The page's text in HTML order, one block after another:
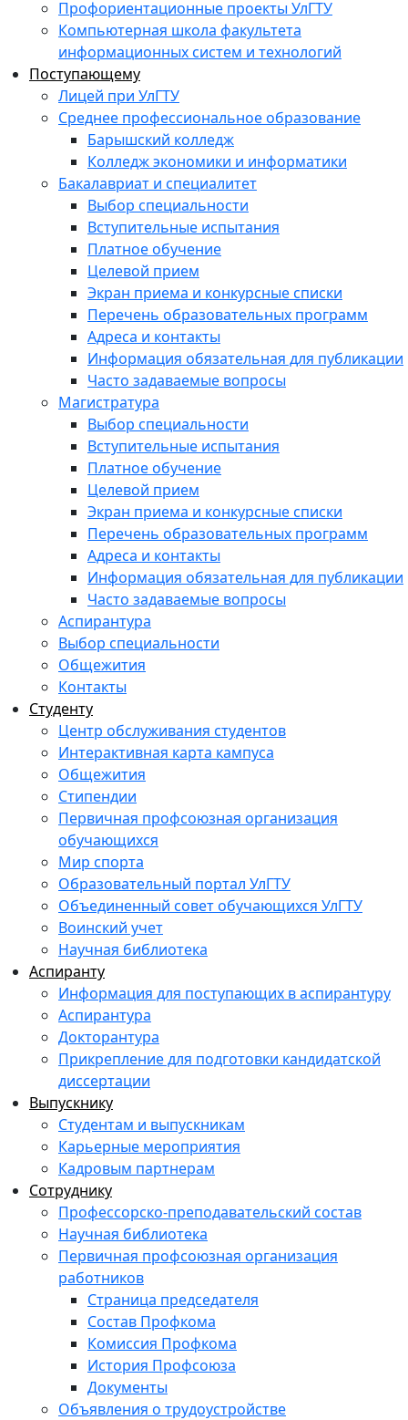
Профориентационные проекты УлГТУ
Компьютерная школа факультета
информационных систем и технологий
Поступающему
Лицей при УлГТУ
Среднее профессиональное образование
Барышский колледж
Колледж экономики и информатики
Бакалавриат и специалитет
Выбор специальности
Вступительные испытания
Платное обучение
Целевой прием
Экран приема и конкурсные списки
Перечень образовательных программ
Адреса и контакты
Информация обязательная для публикации
Часто задаваемые вопросы
Магистратура
Выбор специальности
Вступительные испытания
Платное обучение
Целевой прием
Экран приема и конкурсные списки
Перечень образовательных программ
Адреса и контакты
Информация обязательная для публикации
Часто задаваемые вопросы
Аспирантура
Выбор специальности
Общежития
Контакты
Студенту
Центр обслуживания студентов
Интерактивная карта кампуса
Общежития
Стипендии
Первичная профсоюзная организация
обучающихся
Мир спорта
Образовательный портал УлГТУ
Объединенный совет обучающихся УлГТУ
Воинский учет
Научная библиотека
Аспиранту
Информация для поступающих в аспирантуру
Аспирантура
Докторантура
Прикрепление для подготовки кандидатской
диссертации
Выпускнику
Студентам и выпускникам
Карьерные мероприятия
Кадровым партнерам
Сотруднику
Профессорско-преподавательский состав
Научная библиотека
Первичная профсоюзная организация
работников
Страница председателя
Состав Профкома
Комиссия Профкома
История Профсоюза
Документы
Объявления о трудоустройстве